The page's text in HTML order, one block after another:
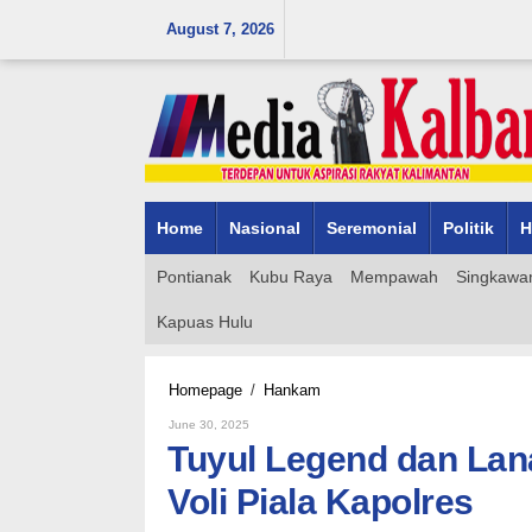
August 7, 2026
Home Nasional Seremonial Politik
Pontianak Kubu Raya Mempawah
Kapuas Hulu
Homepage / Hankam
Lanal
Ketapang
Juarai
Kejuaraan
June 30, 2025
Tuyul Legend dan
Voli Piala Kapolres